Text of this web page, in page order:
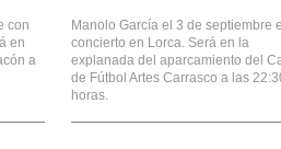
con
en
a
Manolo García el 3 de septiembre
concierto en Lorca. Será en la
explanada del aparcamiento del
de Fútbol Artes Carrasco a las
horas.